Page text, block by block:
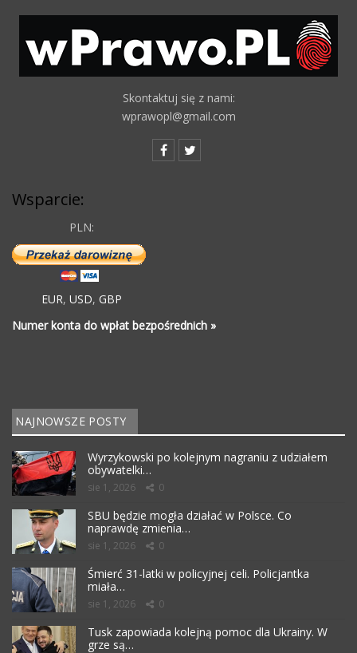
Skontaktuj się z nami:
wprawopl@gmail.com
Wsparcie:
PLN:
EUR, USD, GBP
Numer konta do wpłat bezpośrednich »
NAJNOWSZE POSTY
Wyrzykowski po kolejnym nagraniu z udziałem
obywatelki…
sie 1, 2026 0
SBU będzie mogła działać w Polsce. Co
naprawdę zmienia…
sie 1, 2026 0
Śmierć 31-latki w policyjnej celi. Policjantka
miała…
sie 1, 2026 0
Tusk zapowiada kolejną pomoc dla Ukrainy. W
grze są…